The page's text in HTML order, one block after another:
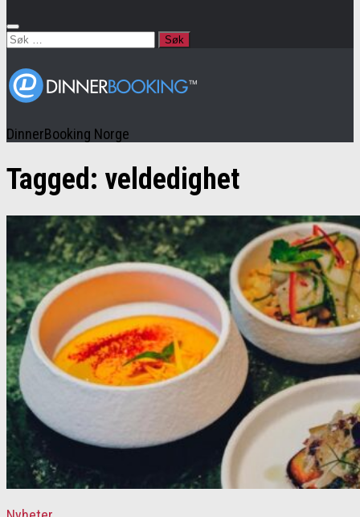
Søk
DinnerBooking Norge
Tagged: veldedighet